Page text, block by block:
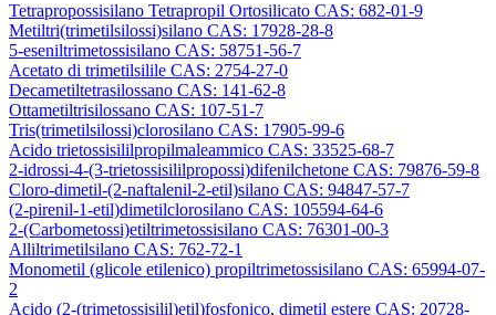
Tetrapropossisilano Tetrapropil Ortosilicato CAS: 682-01-9
Metiltri(trimetilsilossi)silano CAS: 17928-28-8
5-eseniltrimetossisilano CAS: 58751-56-7
Acetato di trimetilsilile CAS: 2754-27-0
Decametiltetrasilossano CAS: 141-62-8
Ottametiltrisilossano CAS: 107-51-7
Tris(trimetilsilossi)clorosilano CAS: 17905-99-6
Acido trietossisililpropilmaleammico CAS: 33525-68-7
2-idrossi-4-(3-trietossisililpropossi)difenilchetone CAS: 79876-59-8
Cloro-dimetil-(2-naftalenil-2-etil)silano CAS: 94847-57-7
(2-pirenil-1-etil)dimetilclorosilano CAS: 105594-64-6
2-(Carbometossi)etiltrimetossisilano CAS: 76301-00-3
Alliltrimetilsilano CAS: 762-72-1
Monometil (glicole etilenico) propiltrimetossisilano CAS: 65994-07-
2
Acido (2-(trimetossisilil)etil)fosfonico, dimetil estere CAS: 20728-